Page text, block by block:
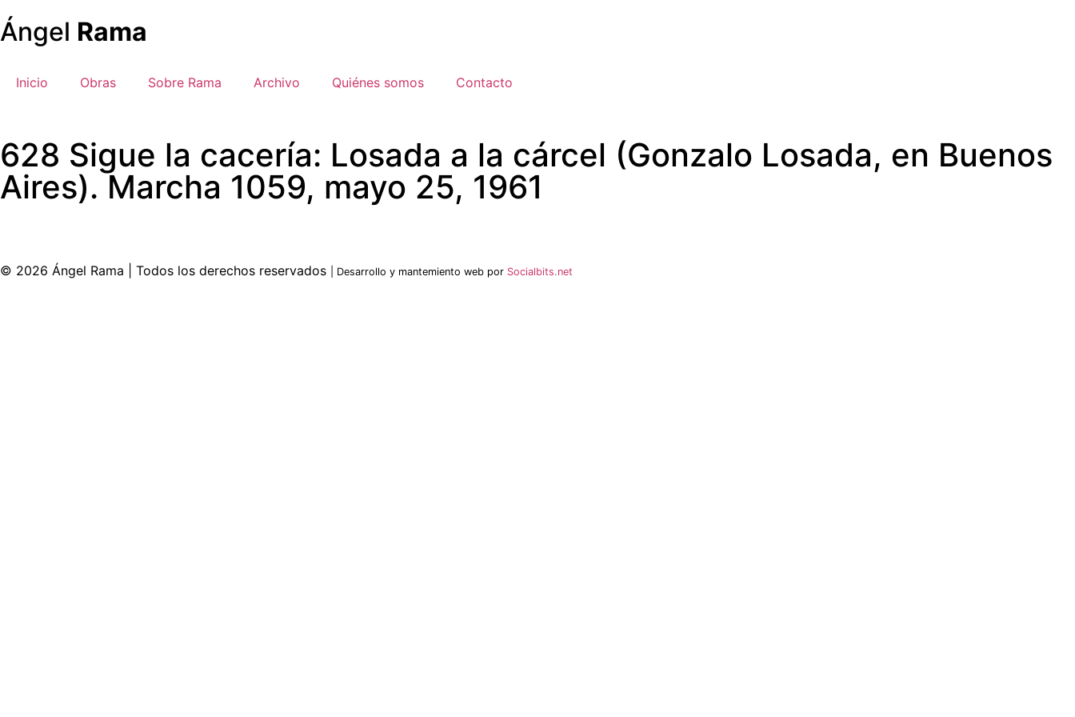
Ángel Rama
Inicio Obras Sobre Rama Archivo Quiénes somos Contacto
628 Sigue la cacería: Losada a la cárcel (Gonzalo Losada, en Buenos
Aires). Marcha 1059, mayo 25, 1961
© 2026 Ángel Rama | Todos los derechos reservados | Desarrollo y mantemiento web por Socialbits.net